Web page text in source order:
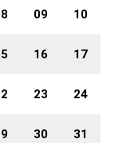
09 10
16 17
23 24
30 31